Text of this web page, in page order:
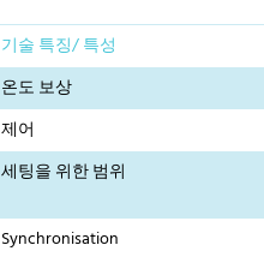
기술 특징/ 특성
온도 보상
제어
세팅을 위한 범위
Synchronisation